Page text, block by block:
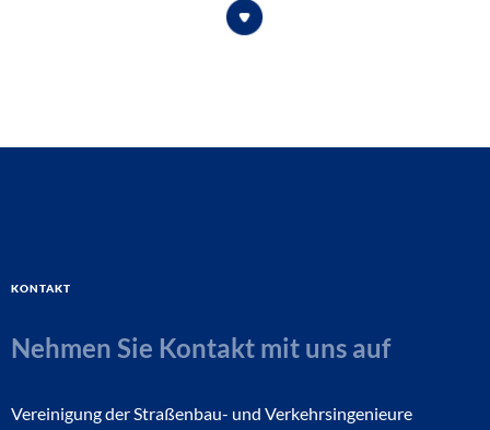
Kontakt
Nehmen Sie Kontakt mit uns auf
Vereinigung der Straßenbau- und Verkehrsingenieure